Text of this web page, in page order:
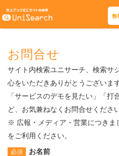
to
無
お問合せ
サイト内検索ユニサーチ、検索サ
心をいただきありがとうございます
「サービスのデモを見たい」「
ど、お気兼ねなくお問合せください
※ 広報・メディア・営業につきま
をご利用ください。
お名前